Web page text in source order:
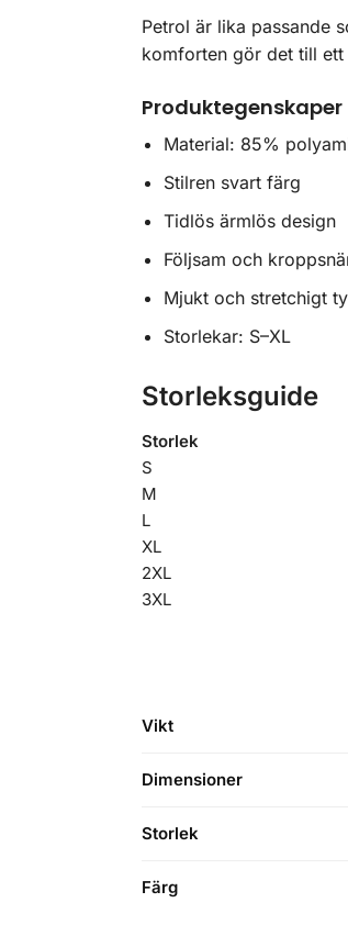
Petrol är lika passande
komforten gör det till
Produktegenskaper
Material: 85%
Stilren svart färg
Tidlös ärmlös design
Följsam och
Mjukt och stretchigt
Storlekar: S–XL
Storleksguide
Storlek
S
M
L
XL
2XL
3XL
Vikt
Dimensioner
Storlek
Färg